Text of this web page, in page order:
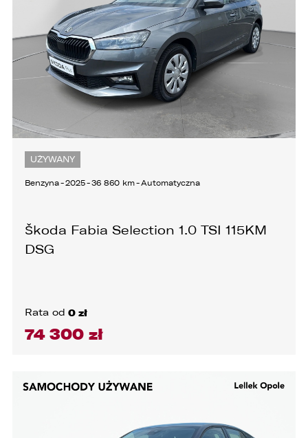
UŻYWANY
Benzyna-2025-36 860 km-Automatyczna
Škoda Fabia Selection 1.0 TSI 115KM
DSG
Rata od 0 zł
74 300 zł